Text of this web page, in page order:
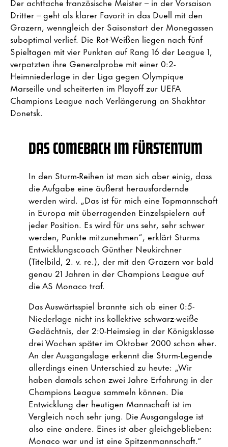
Dritter – geht als klarer Favorit in das Duell mit den
Grazern, wenngleich der Saisonstart der Monegassen
suboptimal verlief. Die Rot-Weißen liegen nach fünf
Spieltagen mit vier Punkten auf Rang 16 der League 1,
verpatzten ihre Generalprobe mit einer 0:2-
Heimniederlage in der Liga gegen Olympique
Marseille und scheiterten im Playoff zur UEFA
Champions League nach Verlängerung an Shakhtar
Donetsk.
DAS COMEBACK IM FÜRSTENTUM
In den Sturm-Reihen ist man sich aber einig, dass
die Aufgabe eine äußerst herausfordernde
werden wird. „Das ist für mich eine Topmannschaft
in Europa mit überragenden Einzelspielern auf
jeder Position. Es wird für uns sehr, sehr schwer
werden, Punkte mitzunehmen“, erklärt Sturms
Entwicklungscoach Günther Neukirchner
(Titelbild, 2. v. re.), der mit den Grazern vor bald
genau 21 Jahren in der Champions League auf
die AS Monaco traf.
Das Auswärtsspiel brannte sich ob einer 0:5-
Niederlage nicht ins kollektive schwarz-weiße
Gedächtnis, der 2:0-Heimsieg in der Königsklasse
drei Wochen später im Oktober 2000 schon eher.
An der Ausgangslage erkennt die Sturm-Legende
allerdings einen Unterschied zu heute: „Wir
haben damals schon zwei Jahre Erfahrung in der
Champions League sammeln können. Die
Entwicklung der heutigen Mannschaft ist im
Vergleich noch sehr jung. Die Ausgangslage ist
also eine andere. Eines ist aber gleichgeblieben:
Monaco war und ist eine Spitzenmannschaft.“